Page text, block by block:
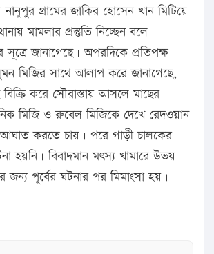
গ্রামের জাকির হোসেন খান মিটিয়ে
মামলার প্রস্তুতি নিচ্ছেন বলে
জানাগেছে। অপরদিকে প্রতিপক্ষ
মিজির সাথে আলাপ করে জানাগেছে,
করে সৌরাস্তায় আসলে মাছের
মিজি ও রুবেল মিজিকে দেখে রেদওয়ান
আঘাত করতে চায়। পরে গাড়ী চালকের
হয়নি। বিবাদমান মৎস্য খামারে উভয়
জন্য পূর্বের ঘটনার পর মিমাংসা হয়।